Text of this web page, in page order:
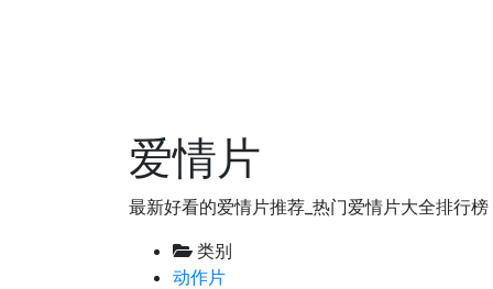
爱情片
最新好看的爱情片推荐_热门爱情片大全排行榜
类别
动作片